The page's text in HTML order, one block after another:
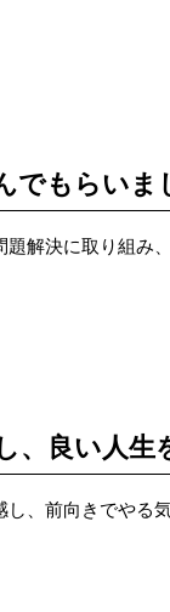
でもらいま
解決に取り組み
、良い人生
、前向きでやる